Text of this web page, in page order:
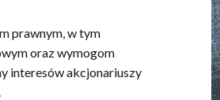
prawnym, w tym
oraz wymogom
interesów akcjonariuszy